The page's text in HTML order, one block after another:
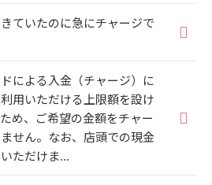
ていたのに急にチャージで
ドによる入金（チャージ）に
用いただける上限額を設け
め、ご希望の金額をチャー
せん。なお、店頭での現金
ただけま...